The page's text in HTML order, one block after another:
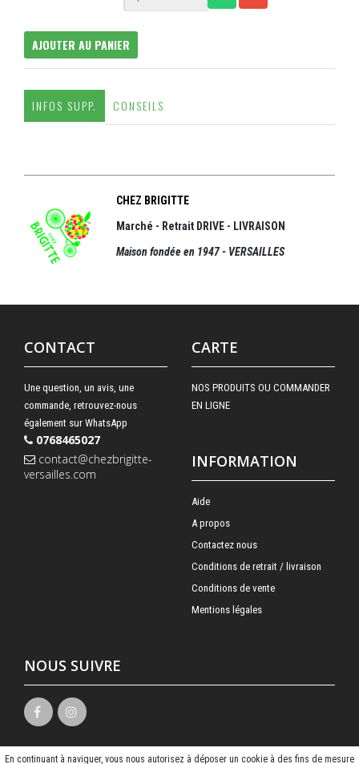
AJOUTER AU PANIER
INFOS SUPP. CONSEILS
CHEZ BRIGITTE
Marché - Retrait DRIVE - LIVRAISON
Maison fondée en 1947 - VERSAILLES
CONTACT
Une question, un avis, une
commande, retrouvez-nous
également sur WhatsApp
0768465027
contact@chezbrigitte-
versailles.com
CARTE
NOS PRODUITS OU COMMANDER
EN LIGNE
INFORMATION
Aide
A propos
Contactez nous
Conditions de retrait / livraison
Conditions de vente
Mentions légales
NOUS SUIVRE
En continuant à naviguer, vous nous autorisez à déposer un cookie à des fins de mesure